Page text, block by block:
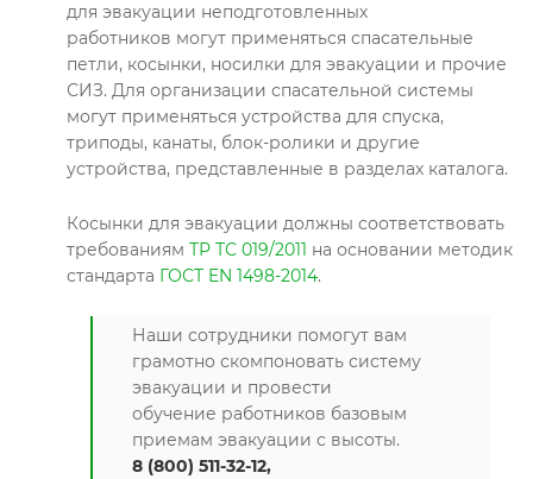
для эвакуации неподготовленных
работников могут применяться спасательные
петли, косынки, носилки для эвакуации и прочие
СИЗ. Для организации спасательной системы
могут применяться устройства для спуска,
триподы, канаты, блок-ролики и другие
устройства, представленные в разделах каталога.
Косынки для эвакуации должны соответствовать
требованиям ТР ТС 019/2011 на основании методик
стандарта ГОСТ EN 1498-2014.
Наши сотрудники помогут вам
грамотно скомпоновать систему
эвакуации и провести
обучение работников базовым
приемам эвакуации с высоты.
8 (800) 511-32-12,